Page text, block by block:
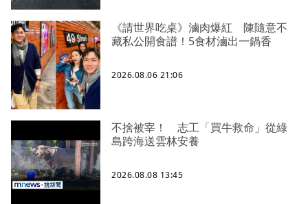
《請世界吃桌》滷肉爆紅 陳隨意不
藏私公開食譜！5食材滷出一鍋香
2026.08.06 21:06
不捨被宰！ 志工「買牛救命」從綠
島跨海送雲林安養
2026.08.08 13:45